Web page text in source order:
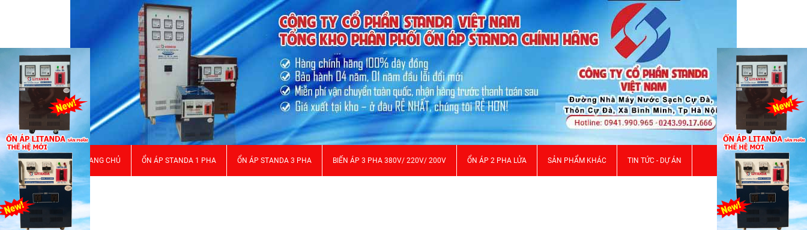
TRANG CHỦ ỔN ÁP STANDA 1 PHA ỔN ÁP STANDA 3 PHA BIẾN ÁP 3 PHA 380V/ 220V/ 200V ỔN ÁP 2 PHA LỬA SẢN PHẨM KHÁC TIN TỨC - DỰ ÁN